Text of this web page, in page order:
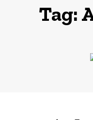
Tag: